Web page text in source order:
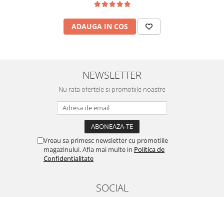
ADAUGA IN COS
NEWSLETTER
Nu rata ofertele si promotiile noastre
Vreau sa primesc newsletter cu promotiile
magazinului. Afla mai multe in Politica de
Confidentialitate
SOCIAL